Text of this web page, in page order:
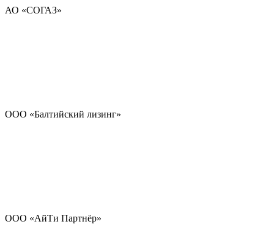
АО «СОГАЗ»
ООО «Балтийский лизинг»
ООО «АйТи Партнёр»